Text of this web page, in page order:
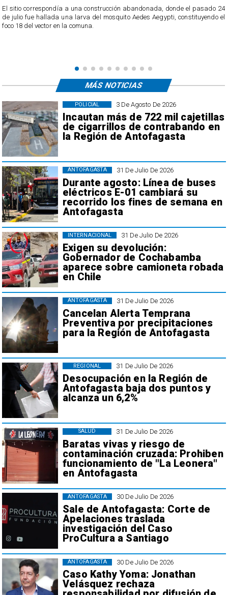
El sitio correspondía a una construcción abandonada, donde el pasado 24
de julio fue hallada una larva del mosquito Aedes Aegypti, constituyendo el
foco 18 del vector en la comuna.
3 De Agosto De 2026
Incautan más de 722 mil cajetillas
de cigarrillos de contrabando en
la Región de Antofagasta
POLICIAL
31 De Julio De 2026
Durante agosto: Línea de buses
eléctricos E-01 cambiará su
recorrido los fines de semana en
Antofagasta
ANTOFAGASTA
31 De Julio De 2026
Exigen su devolución:
Gobernador de Cochabamba
aparece sobre camioneta robada
en Chile
INTERNACIONAL
31 De Julio De 2026
Cancelan Alerta Temprana
Preventiva por precipitaciones
para la Región de Antofagasta
ANTOFAGASTA
31 De Julio De 2026
Desocupación en la Región de
Antofagasta baja dos puntos y
alcanza un 6,2%
REGIONAL
31 De Julio De 2026
Baratas vivas y riesgo de
contaminación cruzada: Prohiben
funcionamiento de "La Leonera"
en Antofagasta
SALUD
30 De Julio De 2026
Sale de Antofagasta: Corte de
Apelaciones traslada
investigación del Caso
ProCultura a Santiago
ANTOFAGASTA
30 De Julio De 2026
Caso Kathy Yoma: Jonathan
Velásquez rechaza
ANTOFAGASTA
MÁS NOTICIAS